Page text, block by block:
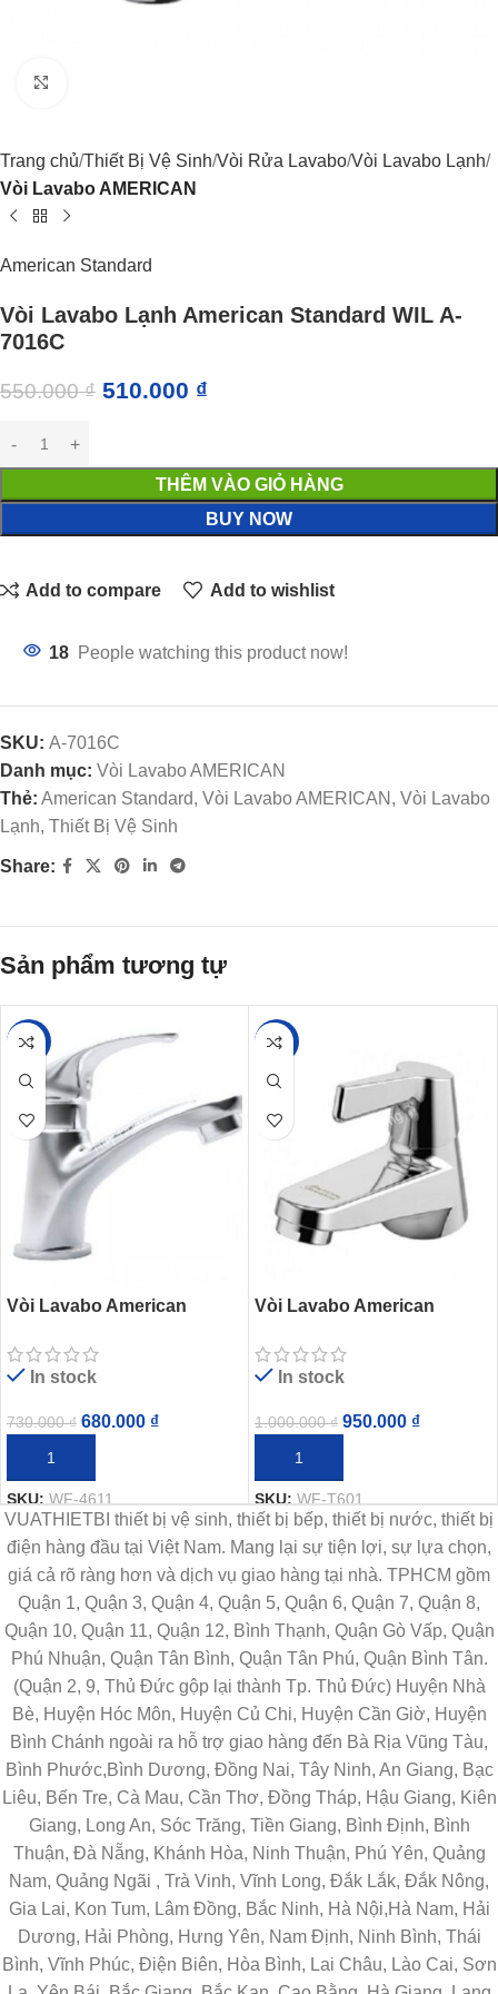
Trang chủ Thiết Bị Vệ Sinh Vòi Rửa Lavabo Vòi Lavabo Lạnh
Vòi Lavabo AMERICAN
American Standard
Vòi Lavabo Lạnh American Standard WIL A-
7016C
550.000₫ 510.000 ₫
THÊM VÀO GIỎ HÀNG
BUY NOW
Add to compare Add to wishlist
18 People watching this product now!
SKU: A-7016C
Danh mục: Vòi Lavabo AMERICAN
Thẻ: American Standard, Vòi Lavabo AMERICAN, Vòi Lavabo
Lạnh, Thiết Bị Vệ Sinh
Share:
Sản phẩm tương tự
-7%
Vòi Lavabo American
(WF4611) Nước Lạnh
In stock
730.000₫ 680.000 ₫
THÊM VÀO GIỎ HÀNG
SKU:WF-4611
-5%
Vòi Lavabo American
(FFAST601) Lạnh
In stock
1.000.000₫ 950.000 ₫
THÊM VÀO GIỎ HÀNG
SKU:WF-T601
VUATHIETBI thiết bị vệ sinh, thiết bị bếp, thiết bị nước, thiết bị
điện hàng đầu tại Việt Nam. Mang lại sự tiện lợi, sự lựa chọn,
giá cả rõ ràng hơn và dịch vụ giao hàng tại nhà. TPHCM gồm
Quận 1, Quận 3, Quận 4, Quận 5, Quận 6, Quận 7, Quận 8,
Quận 10, Quận 11, Quận 12, Bình Thạnh, Quận Gò Vấp, Quận
Phú Nhuận, Quận Tân Bình, Quận Tân Phú, Quận Bình Tân.
(Quận 2, 9, Thủ Đức gộp lại thành Tp. Thủ Đức) Huyện Nhà
Bè, Huyện Hóc Môn, Huyện Củ Chi, Huyện Cần Giờ, Huyện
Bình Chánh ngoài ra hỗ trợ giao hàng đến Bà Rịa Vũng Tàu,
Bình Phước,Bình Dương, Đồng Nai, Tây Ninh, An Giang, Bạc
Liêu, Bến Tre, Cà Mau, Cần Thơ, Đồng Tháp, Hậu Giang, Kiên
Giang, Long An, Sóc Trăng, Tiền Giang, Bình Định, Bình
Thuận, Đà Nẵng, Khánh Hòa, Ninh Thuận, Phú Yên, Quảng
Nam, Quảng Ngãi , Trà Vinh, Vĩnh Long, Đắk Lắk, Đắk Nông,
Gia Lai, Kon Tum, Lâm Đồng, Bắc Ninh, Hà Nội,Hà Nam, Hải
Dương, Hải Phòng, Hưng Yên, Nam Định, Ninh Bình, Thái
Bình, Vĩnh Phúc, Điện Biên, Hòa Bình, Lai Châu, Lào Cai, Sơn